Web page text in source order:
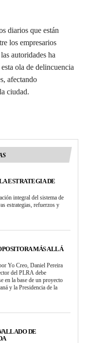
diarios que están
los empresarios
autoridades ha
ola de delincuencia
afectando
ciudad.
ESTRATEGIA DE
integral del sistema de
estrategias, refuerzos y
MÁS ALLÁ
Yo Creo, Daniel Pereira
del PLRA debe
en la base de un proyecto
y la Presidencia de la
DE